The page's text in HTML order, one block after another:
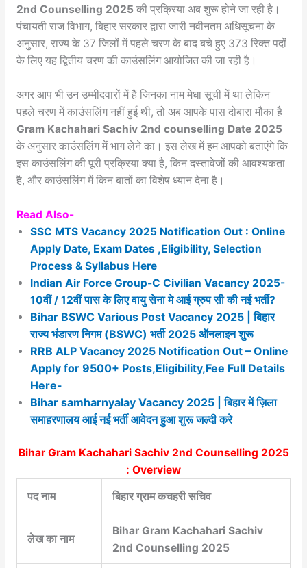
2nd Counselling 2025 की प्रक्रिया अब शुरू होने जा रही है।
पंचायती राज विभाग, बिहार सरकार द्वारा जारी नवीनतम अधिसूचना के
अनुसार, राज्य के 37 जिलों में पहले चरण के बाद बचे हुए 373 रिक्त पदों
के लिए यह द्वितीय चरण की काउंसलिंग आयोजित की जा रही है।
अगर आप भी उन उम्मीदवारों में हैं जिनका नाम मेधा सूची में था लेकिन
पहले चरण में काउंसलिंग नहीं हुई थी, तो अब आपके पास दोबारा मौका है
Gram Kachahari Sachiv 2nd counselling Date 2025
के अनुसार काउंसलिंग में भाग लेने का। इस लेख में हम आपको बताएंगे कि
इस काउंसलिंग की पूरी प्रक्रिया क्या है, किन दस्तावेजों की आवश्यकता
है, और काउंसलिंग में किन बातों का विशेष ध्यान देना है।
Read Also-
SSC MTS Vacancy 2025 Notification Out : Online
Apply Date, Exam Dates ,Eligibility, Selection
Process & Syllabus Here
Indian Air Force Group-C Civilian Vacancy 2025-
10वीं / 12वीं पास के लिए वायु सेना मे आई ग्रुप सी की नई भर्ती?
Bihar BSWC Various Post Vacancy 2025 | बिहार
राज्य भंडारण निगम (BSWC) भर्ती 2025 ऑनलाइन शुरू
RRB ALP Vacancy 2025 Notification Out – Online
Apply for 9500+ Posts,Eligibility,Fee Full Details
Here-
Bihar samharnyalay Vacancy 2025 | बिहार में ज़िला
समाहरणालय आई नई भर्ती आवेदन हुआ शुरू जल्दी करे
Bihar Gram Kachahari Sachiv 2nd Counselling 2025
: Overview
पद नाम बिहार ग्राम कचहरी सचिव
लेख का नाम
Bihar Gram Kachahari Sachiv
2nd Counselling 2025